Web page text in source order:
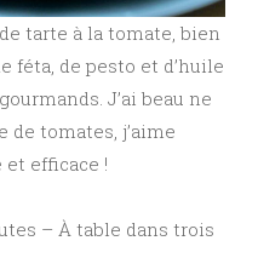
tarte à la tomate, bien
féta, de pesto et d’huile
J’ai beau ne
de tomates, j’aime
efficace !
– À table dans trois